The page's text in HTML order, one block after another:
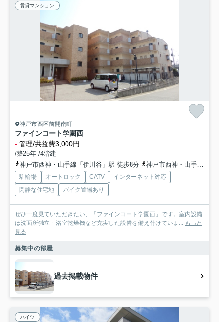
賃貸マンション
神戸市西区前開南町
ファインコート学園西
- 管理/共益費3,000円
/築25年 /4階建
神戸市西神・山手線「伊川谷」駅 徒歩8分
神戸市西神・山手線「学園都市」駅 徒歩19分
駐輪場 オートロック CATV
インターネット対応
閑静な住宅地
バイク置場あり
ぜひ一度見ていただきたい、「ファインコート学園西」です。室内設備
は洗面所独立・浴室乾燥機など充実した設備を備え付けていま... もっと
見る
募集中の部屋
過去掲載物件
ハイツ